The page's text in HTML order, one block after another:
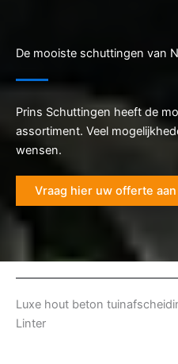
De mooiste schuttingen van
Prins Schuttingen heeft de
assortiment. Veel
wensen.
Vraag hier uw offerte aan
Luxe hout beton
Linter